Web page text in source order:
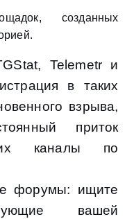
созданных
Telemetr и
в таких
взрыва,
приток
каналы по
форумы: ищите
вашей